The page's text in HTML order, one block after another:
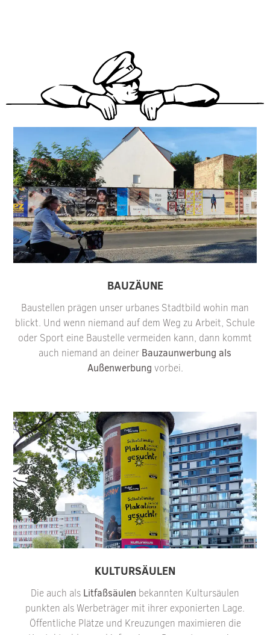
BAUZÄUNE
Baustellen prägen unser urbanes Stadtbild wohin man
blickt. Und wenn niemand auf dem Weg zu Arbeit, Schule
oder Sport eine Baustelle vermeiden kann, dann kommt
auch niemand an deiner Bauzaunwerbung als
Außenwerbung vorbei.
KULTURSÄULEN
Die auch als Litfaßsäulen bekannten Kultursäulen
punkten als Werbeträger mit ihrer exponierten Lage.
Öffentliche Plätze und Kreuzungen maximieren die